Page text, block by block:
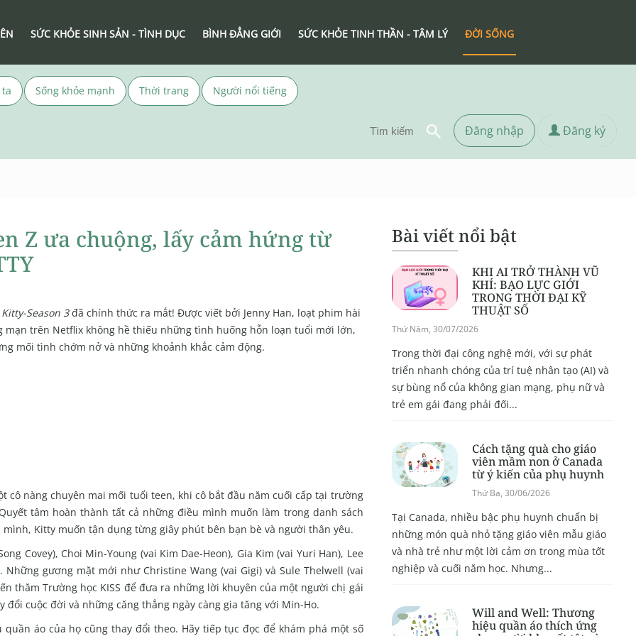
SỨC KHỎE SINH SẢN - TÌNH DỤC BÌNH ĐẲNG GIỚI SỨC KHỎE TINH THẦN - TÂM LÝ ĐỜI SỐNG
Sống khỏe mạnh Thời trang Người nổi tiếng
Đăng nhập Đăng ký
Z ưa chuộng, lấy cảm hứng từ
Kitty-Season 3đã chính thức ra mắt! Được viết bởi Jenny Han, loạt phim hài
mạn trên Netflix không hề thiếu những tình huống hỗn loạn tuổi mới lớn,
mối tình chớm nở và những khoảnh khắc cảm động.
cô nàng chuyên mai mối tuổi teen, khi cô bắt đầu năm cuối cấp tại trường
tâm hoàn thành tất cả những điều mình muốn làm trong danh sách
Kitty muốn tận dụng từng giây phút bên bạn bè và người thân yêu.
Covey), Choi Min-Young (vai Kim Dae-Heon), Gia Kim (vai Yuri Han), Lee
Những gương mặt mới như Christine Wang (vai Gigi) và Sule Thelwell (vai
thăm Trường học KISS để đưa ra những lời khuyên của một người chị gái
cuộc đời và những căng thẳng ngày càng gia tăng với Min-Ho.
áo của họ cũng thay đổi theo. Hãy tiếp tục đọc để khám phá một số
Bài viết nổi bật
KHI AI TRỞ THÀNH VŨ
KHÍ: BẠO LỰC GIỚI
TRONG THỜI ĐẠI KỸ
THUẬT SỐ
Thứ Năm, 30/07/2026
Trong thời đại công nghệ mới, với sự phát
triển nhanh chóng của trí tuệ nhân tạo (AI) và
sự bùng nổ của không gian mạng, phụ nữ và
trẻ em gái đang phải đối...
Cách tặng quà cho giáo
viên mầm non ở Canada
từ ý kiến của phụ huynh
Thứ Ba, 30/06/2026
Tại Canada, nhiều bậc phụ huynh chuẩn bị
những món quà nhỏ tặng giáo viên mẫu giáo
và nhà trẻ như một lời cảm ơn trong mùa tốt
nghiệp và cuối năm học. Nhưng...
Will and Well: Thương
hiệu quần áo thích ứng